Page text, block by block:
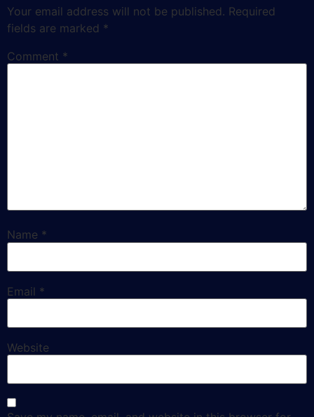
Your email address will not be published. Required
fields are marked *
Comment *
Name *
Email *
Website